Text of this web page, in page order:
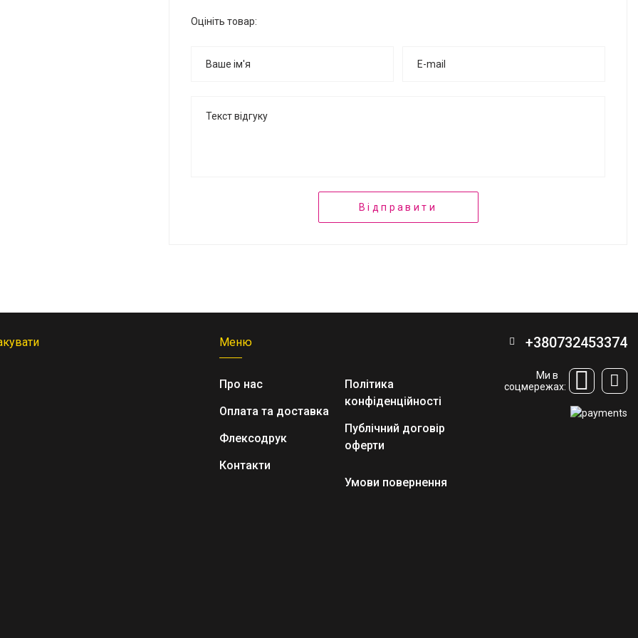
Оцініть товар:
Відправити
Меню
Про нас
Оплата та доставка
Флексодрук
Контакти
Політика
конфіденційності
Публічний договір
оферти
Умови повернення
+380732453374
Ми в
соцмережах: